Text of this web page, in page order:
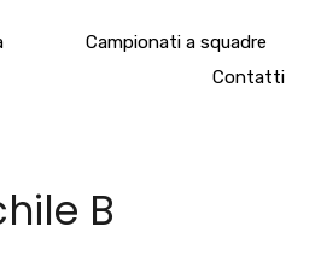
Campionati a squadre
Contatti
B